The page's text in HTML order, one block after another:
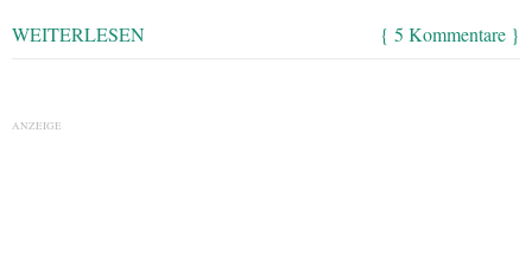
WEITERLESEN { 5 Kommentare }
ANZEIGE